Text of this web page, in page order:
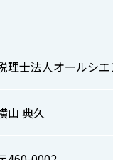
理士法人オールシ
山 典久